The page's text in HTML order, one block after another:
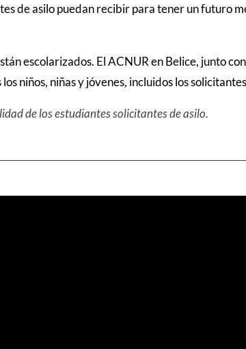
de asilo puedan recibir para tener un futuro
escolarizados. El ACNUR en Belice, junto
niños, niñas y jóvenes, incluidos los
de los estudiantes solicitantes de asilo.